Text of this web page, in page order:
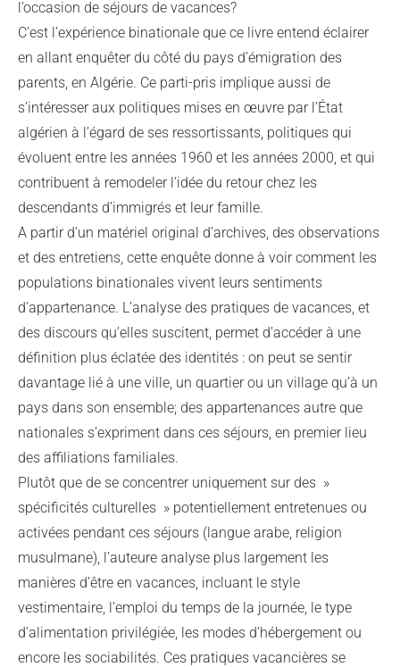
l’occasion de séjours de vacances?
C’est l’expérience binationale que ce livre entend éclairer
en allant enquêter du côté du pays d’émigration des
parents, en Algérie. Ce parti-pris implique aussi de
s’intéresser aux politiques mises en œuvre par l’État
algérien à l’égard de ses ressortissants, politiques qui
évoluent entre les années 1960 et les années 2000, et qui
contribuent à remodeler l’idée du retour chez les
descendants d’immigrés et leur famille.
A partir d’un matériel original d’archives, des observations
et des entretiens, cette enquête donne à voir comment les
populations binationales vivent leurs sentiments
d’appartenance. L’analyse des pratiques de vacances, et
des discours qu’elles suscitent, permet d’accéder à une
définition plus éclatée des identités : on peut se sentir
davantage lié à une ville, un quartier ou un village qu’à un
pays dans son ensemble; des appartenances autre que
nationales s’expriment dans ces séjours, en premier lieu
des affiliations familiales.
Plutôt que de se concentrer uniquement sur des »
spécificités culturelles » potentiellement entretenues ou
activées pendant ces séjours (langue arabe, religion
musulmane), l’auteure analyse plus largement les
manières d’être en vacances, incluant le style
vestimentaire, l’emploi du temps de la journée, le type
d’alimentation privilégiée, les modes d’hébergement ou
encore les sociabilités. Ces pratiques vacancières se